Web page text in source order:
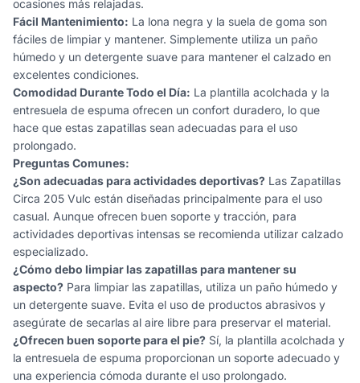
ocasiones más relajadas.
Fácil Mantenimiento: La lona negra y la suela de goma son
fáciles de limpiar y mantener. Simplemente utiliza un paño
húmedo y un detergente suave para mantener el calzado en
excelentes condiciones.
Comodidad Durante Todo el Día: La plantilla acolchada y la
entresuela de espuma ofrecen un confort duradero, lo que
hace que estas zapatillas sean adecuadas para el uso
prolongado.
Preguntas Comunes:
¿Son adecuadas para actividades deportivas? Las Zapatillas
Circa 205 Vulc están diseñadas principalmente para el uso
casual. Aunque ofrecen buen soporte y tracción, para
actividades deportivas intensas se recomienda utilizar calzado
especializado.
¿Cómo debo limpiar las zapatillas para mantener su
aspecto? Para limpiar las zapatillas, utiliza un paño húmedo y
un detergente suave. Evita el uso de productos abrasivos y
asegúrate de secarlas al aire libre para preservar el material.
¿Ofrecen buen soporte para el pie? Sí, la plantilla acolchada y
la entresuela de espuma proporcionan un soporte adecuado y
una experiencia cómoda durante el uso prolongado.